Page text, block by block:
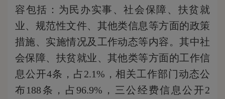
容包括：为民办实事、社会保障、扶贫就
业、规范性文件、其他类信息等方面的政策
措施、实施情况及工作动态等内容。其中社
会保障、扶贫就业、其他类等方面的工作信
息公开4条，占2.1%，相关工作部门动态公
布188条，占96.9%，三公经费信息公开2